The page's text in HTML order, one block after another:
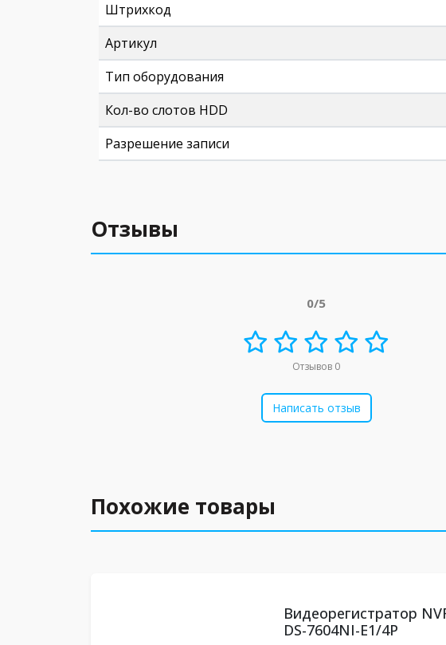
Штрихкод
Артикул
Тип оборудования
Кол-во слотов HDD
Разрешение записи
Отзывы
0/5
Отзывов 0
Написать отзыв
Похожие товары
Видеорегистратор
DS-7604NI-E1/4P